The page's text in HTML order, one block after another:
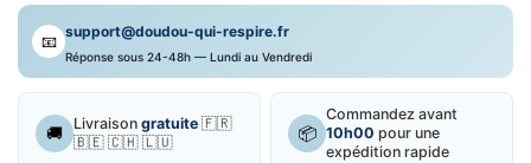
Into
Energy
Id
📧 support@doudou-qui-respire.fr
Réponse sous 24-48h — Lundi au Vendredi
🚚 Livraison gratuite 🇫🇷
🇧🇪 🇨🇭 🇱🇺
📦
Commandez avant
10h00 pour une
expédition rapide